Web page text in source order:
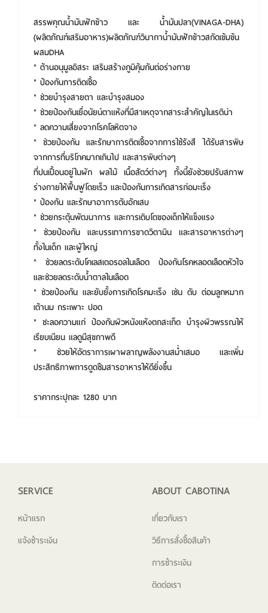
สรรพคุณน้ำมันฟักข้าว และ น้ำมันปลา(VINAGA-DHA)
(ผลิตภัณฑ์เสริมอาหาร)ผลิตภัณฑ์วินากาน้ำมันฟักข้าวสกัดเข้มข้น
ผสมDHA
* ต้านอนุมูลอิสระ เสริมสร้างภูมิคุ้มกันต่อร่างกาย
* ป้องกันการติดเชื้อ
* ช่วยบำรุงสายตา และบำรุงสมอง
* ช่วยป้องกันเยื่อนัยน์ตาแห้งที่มีสาเหตุจากสาระสำคัญในเรติน่า
* ลดความเสี่ยงจากโรคโลหิตจาง
* ช่วยป้องกัน และรักษาการติดเชื้อจากการใช้รังสี ได้รับสารพิษ
จากการที่บริโภคมากเกินไป และสารพิษต่างๆ
ที่ปนเปื้อนอยู่ในผัก ผลไม้ เนื้อสัตว์ต่างๆ ทั้งนี้ยังช่วยปรับสภาพ
ร่างกายให้ฟื้นฟูโดยเร็ว และป้องกันการเกิดสารก่อมะเร็ง
* ป้องกัน และรักษาอาการตับอักเสบ
* ช่วยกระตุ้นพัฒนาการ และการเติบโตของเด็กให้แข็งแรง
* ช่วยป้องกัน และบรรเทาการขาดวิตามิน และสารอาหารต่างๆ
ทั้งในเด็ก และผู้ใหญ่
* ช่วยลดระดับโคเลสเตอรอลในเลือด ป้องกันโรคหลอดเลือดหัวใจ
และช่วยลดระดับน้ำตาลในเลือด
* ช่วยป้องกัน และยับยั้งการเกิดโรคมะเร็ง เช่น ตับ ต่อมลูกหมาก
เต้านม กระเพาะ ปอด
* ชะลอความแก่ ป้องกันผิวหนังแห้งตกสะเก็ด บำรุงผิวพรรณให้
เรียบเนียน แลดูมีสุขภาพดี
* ช่วยให้อัตราการเผาผลาญพลังงานสม่ำเสมอ และเพิ่ม
ประสิทธิภาพการดูดซึมสารอาหารให้ดียิ่งขึ้น
ราคากระปุกละ 1280 บาท
SERVICE
หน้าแรก
แจ้งชำระเงิน
ABOUT CABOTINA
เกี่ยวกับเรา
วิธีการสั่งซื้อสินค้า
การชำระเงิน
ติดต่อเรา